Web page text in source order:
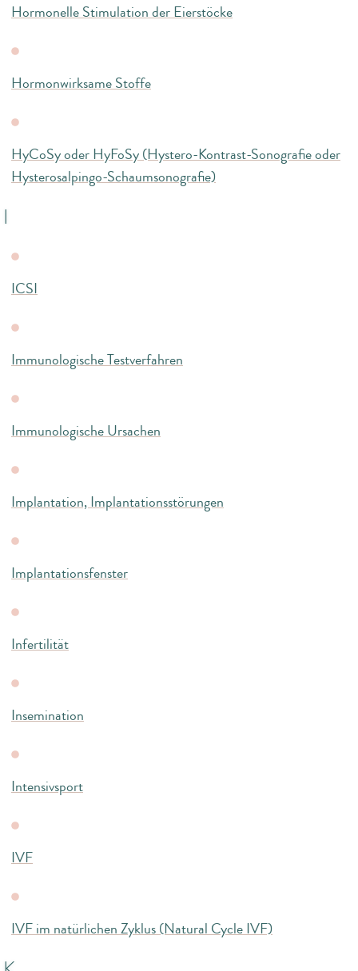
Hormonelle Stimulation der Eierstöcke
Hormonwirksame Stoffe
HyCoSy oder HyFoSy (Hystero-Kontrast-Sonografie oder
Hysterosalpingo-Schaumsonografie)
I
ICSI
Immunologische Testverfahren
Immunologische Ursachen
Implantation, Implantationsstörungen
Implantationsfenster
Infertilität
Insemination
Intensivsport
IVF
IVF im natürlichen Zyklus (Natural Cycle IVF)